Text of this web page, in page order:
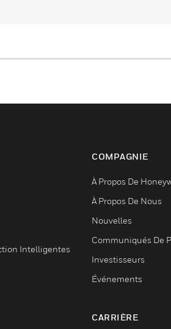
Intelligentes
COMPAGNIE
À Propos De
À Propos De Nous
Nouvelles
Communiqués De
Investisseurs
Événements
CARRIÈRE